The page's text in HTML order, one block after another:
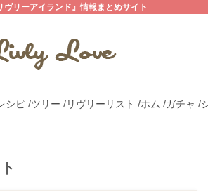
ヴリーアイランド』情報まとめサイト
シピ /ツリー /リヴリーリスト /ホム /ガチャ /